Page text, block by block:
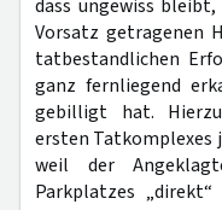
dass ungewiss
Vorsatz getragenen
tatbestandlichen
ganz fernliegend
gebilligt hat.
ersten Tatkomplexes
weil der
Parkplatzes